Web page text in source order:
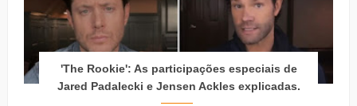
'The Rookie': As participações especiais de
Jared Padalecki e Jensen Ackles explicadas.